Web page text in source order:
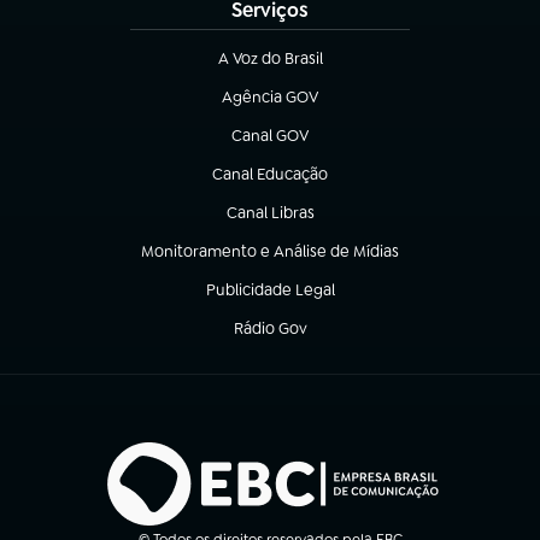
Serviços
A Voz do Brasil
(abre em nova aba)
Agência GOV
(abre em nova aba)
Canal GOV
(abre em nova aba)
Canal Educação
(abre em nova aba)
Canal Libras
(abre em nova aba)
Monitoramento e Análise de Mídias
(abre em nova aba)
Publicidade Legal
(abre em nova aba)
Rádio Gov
(abre em nova aba)